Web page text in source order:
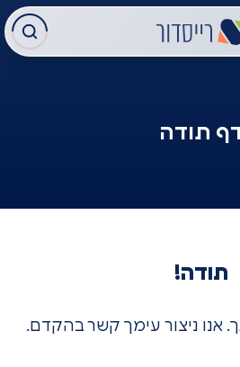
תודה
תודה!
אנו ניצור עימך קשר בהקדם.